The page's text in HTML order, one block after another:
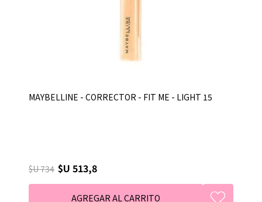
MAYBELLINE - CORRECTOR - FIT ME - LIGHT 15
$U 734 $U 513,8